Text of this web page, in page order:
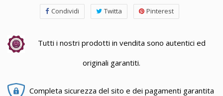
Condividi Twitta Pinterest
Tutti i nostri prodotti in vendita sono autentici ed
originali garantiti.
Completa sicurezza del sito e dei pagamenti garantita